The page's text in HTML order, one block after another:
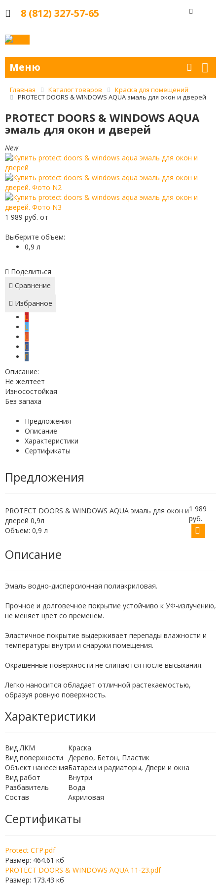
8 (812) 327-57-65
Меню
Главная Каталог товаров
Краска для помещений
PROTECT DOORS & WINDOWS AQUA эмаль для окон и дверей
PROTECT DOORS & WINDOWS AQUA
эмаль для окон и дверей
New
1 989 руб. от
Выберите объем:
0,9 л
Поделиться
Сравнение
Избранное
Описание:
Не желтеет
Износостойкая
Без запаха
Предложения
Описание
Характеристики
Сертификаты
Предложения
PROTECT DOORS & WINDOWS AQUA эмаль для окон и
дверей 0,9л
Объем: 0,9 л
1 989
руб.
Описание
Эмаль водно-дисперсионная полиакриловая.
Прочное и долговечное покрытие устойчиво к УФ-излучению,
не меняет цвет со временем.
Эластичное покрытие выдерживает перепады влажности и
температуры внутри и снаружи помещения.
Окрашенные поверхности не слипаются после высыхания.
Легко наносится обладает отличной растекаемостью,
образуя ровную поверхность.
Характеристики
Вид ЛКМ
Краска
Вид поверхности
Дерево, Бетон, Пластик
Объект нанесенияБатареи и радиаторы, Двери и окна
Вид работ
Внутри
Разбавитель
Вода
Состав
Акриловая
Сертификаты
Protect СГР.pdf
Размер: 464.61 кб
PROTECT DOORS & WINDOWS AQUA 11-23.pdf
Размер: 173.43 кб